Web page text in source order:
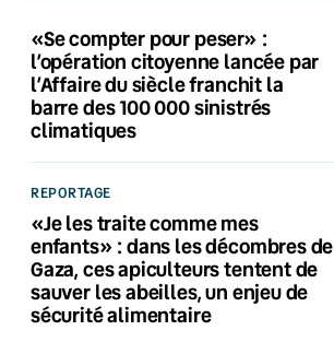
«Se compter pour peser» :
l’opération citoyenne lancée par
l’Affaire du siècle franchit la
barre des 100 000 sinistrés
climatiques
REPORTAGE
«Je les traite comme mes
enfants» : dans les décombres de
Gaza, ces apiculteurs tentent de
sauver les abeilles, un enjeu de
sécurité alimentaire